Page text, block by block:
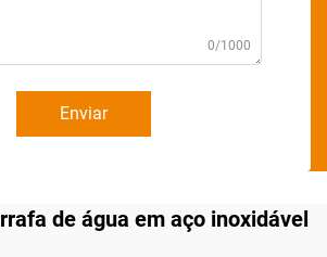
0/1000
Enviar
de água em aço inoxidável